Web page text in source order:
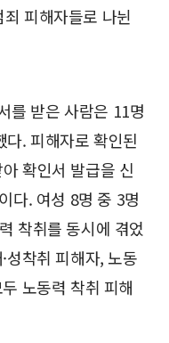
피해자들로 나뉜
를 받은 사람은 11명
. 피해자로 확인된
확인서 발급을 신
다. 여성 8명 중 3명
착취를 동시에 겪었
성착취 피해자, 노동
노동력 착취 피해